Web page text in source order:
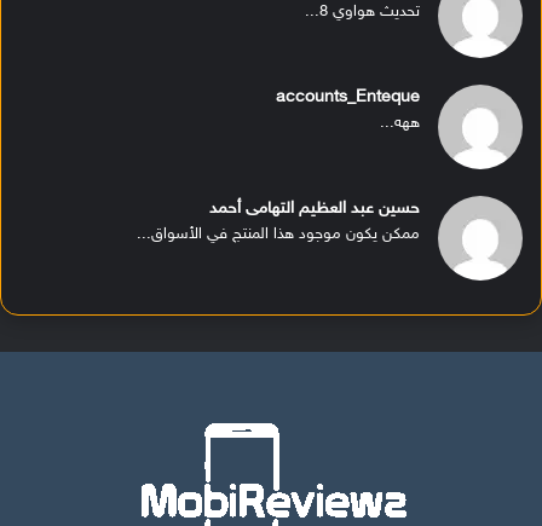
تحديث هواوي 8...
accounts_Enteque
ههه...
حسين عبد العظيم التهامى أحمد
ممكن يكون موجود هذا المنتج في الأسواق...